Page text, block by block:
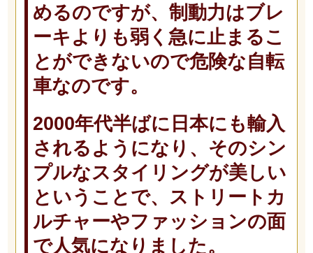
めるのですが、制動力はブレ
ーキよりも弱く急に止まるこ
とができないので危険な自転
車なのです。
2000年代半ばに日本にも輸入
されるようになり、そのシン
プルなスタイリングが美しい
ということで、ストリートカ
ルチャーやファッションの面
で人気になりました。